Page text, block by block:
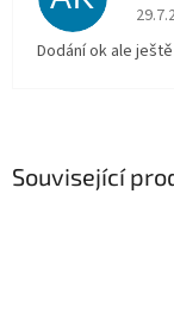
Související
Dodání ok ale